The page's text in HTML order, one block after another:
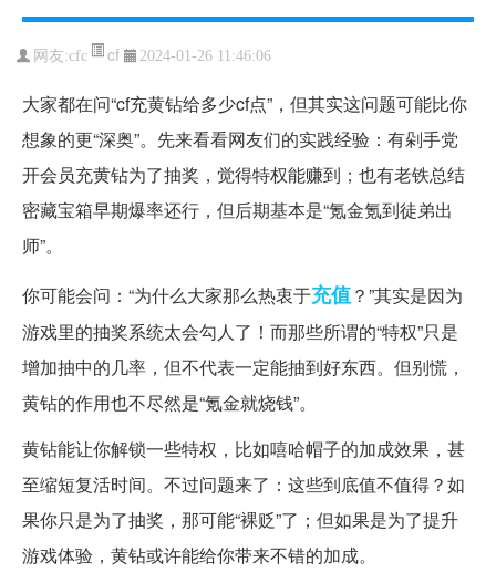
网友:cfc cf 2024-01-26 11:46:06
大家都在问“cf充黄钻给多少cf点”，但其实这问题可能比你
想象的更“深奥”。先来看看网友们的实践经验：有剁手党
开会员充黄钻为了抽奖，觉得特权能赚到；也有老铁总结
密藏宝箱早期爆率还行，但后期基本是“氪金氪到徒弟出
师”。
你可能会问：“为什么大家那么热衷于充值？”其实是因为
游戏里的抽奖系统太会勾人了！而那些所谓的“特权”只是
增加抽中的几率，但不代表一定能抽到好东西。但别慌，
黄钻的作用也不尽然是“氪金就烧钱”。
黄钻能让你解锁一些特权，比如嘻哈帽子的加成效果，甚
至缩短复活时间。不过问题来了：这些到底值不值得？如
果你只是为了抽奖，那可能“裸贬”了；但如果是为了提升
游戏体验，黄钻或许能给你带来不错的加成。